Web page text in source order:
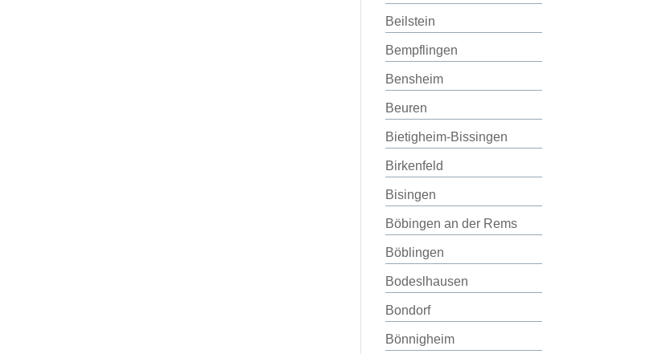
Beilstein
Bempflingen
Bensheim
Beuren
Bietigheim-Bissingen
Birkenfeld
Bisingen
Böbingen an der Rems
Böblingen
Bodeslhausen
Bondorf
Bönnigheim